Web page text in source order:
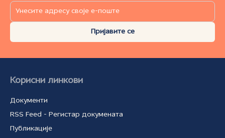
Пријавите се
Корисни линкови
Документи
RSS Feed - Регистар докумената
Публикације